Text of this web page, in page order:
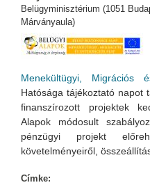
Belügyminisztérium (1051
Márványaula)
Menekültügyi, Migrációs
Hatósága tájékoztató
finanszírozott projektek
Alapok módosult
pénzügyi projekt
követelményeiről,
Címke: